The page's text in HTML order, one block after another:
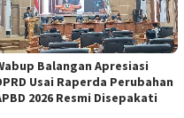
Balangan Apresiasi
Usai Raperda Perubahan
2026 Resmi Disepakati